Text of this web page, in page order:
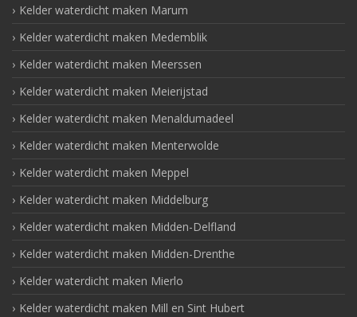
Kelder waterdicht maken Marum
Kelder waterdicht maken Medemblik
Kelder waterdicht maken Meerssen
Kelder waterdicht maken Meierijstad
Kelder waterdicht maken Menaldumadeel
Kelder waterdicht maken Menterwolde
Kelder waterdicht maken Meppel
Kelder waterdicht maken Middelburg
Kelder waterdicht maken Midden-Delfland
Kelder waterdicht maken Midden-Drenthe
Kelder waterdicht maken Mierlo
Kelder waterdicht maken Mill en Sint Hubert